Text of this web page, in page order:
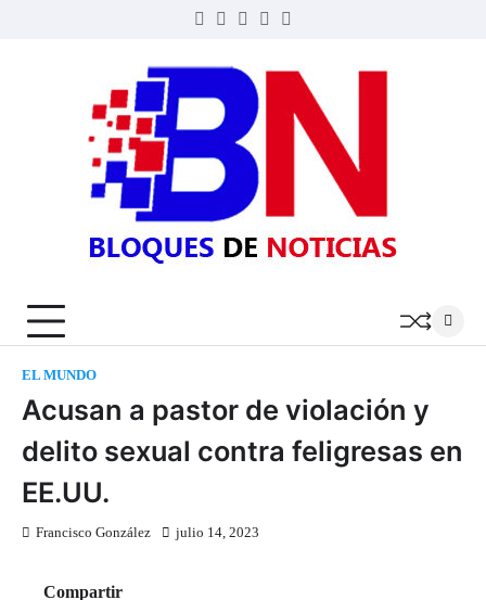
Twitter
Facebook
LinkedIn
Instagram
YouTube
EL MUNDO
Acusan a pastor de violación y
delito sexual contra feligresas en
EE.UU.
Francisco González julio 14, 2023
Compartir